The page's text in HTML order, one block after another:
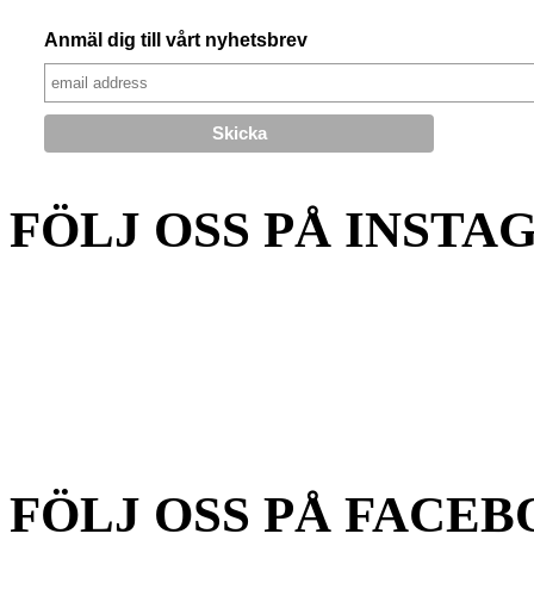
Anmäl dig till vårt nyhetsbrev
FÖLJ OSS PÅ
FÖLJ OSS PÅ